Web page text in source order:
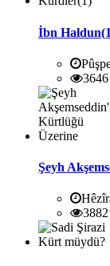
İbn
3646
Şeyh
3882